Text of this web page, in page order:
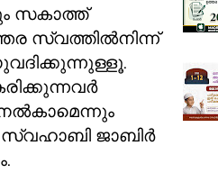
സകാത്ത്
സ്വത്തിൽനിന്ന്
ജാബിർ